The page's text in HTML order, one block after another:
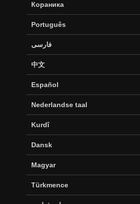
Кораника
Português
فارسی
中文
Español
Nederlandse taal
Kurdî
Dansk
Magyar
Türkmence